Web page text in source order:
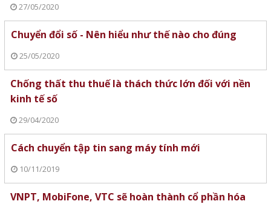
27/05/2020
Chuyển đổi số - Nên hiểu như thế nào cho đúng
25/05/2020
Chống thất thu thuế là thách thức lớn đối với nền
kinh tế số
29/04/2020
Cách chuyển tập tin sang máy tính mới
10/11/2019
VNPT, MobiFone, VTC sẽ hoàn thành cổ phần hóa